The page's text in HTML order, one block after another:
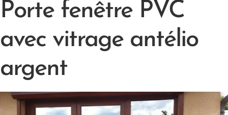
Porte fenêtre PVC
avec vitrage antélio
argent